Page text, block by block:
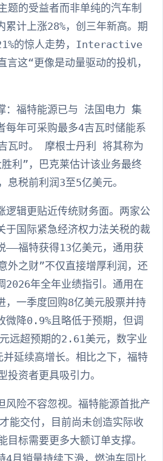
题的受益者而非单纯的汽车制
累计上涨28%，创三年新高。期
的惊人走势，Interactive
这“更像是动量驱动的投机，
：福特能源已与 法国电力 集
每年可采购最多4吉瓦时储能系
瓦时。 摩根士丹利 将其称为
利”，巴克莱估计该业务最终
息税前利润3至5亿美元。
逻辑更贴近传统财务面。两家公
于国际紧急经济权力法关税的裁
——福特获得13亿美元，通用获
外之财”不仅直接增厚利润，还
2026年全年业绩指引。通用在
，一季度回购8亿美元股票并持
微降0.9%且略低于预期，但调
远超预期的2.61美元，数字业
延续高增长。相比之下，福特
投资者更具吸引力。
风险不容忽视。福特能源首批产
能交付，目前尚未创造实际收
目标需要更多大额订单支撑。